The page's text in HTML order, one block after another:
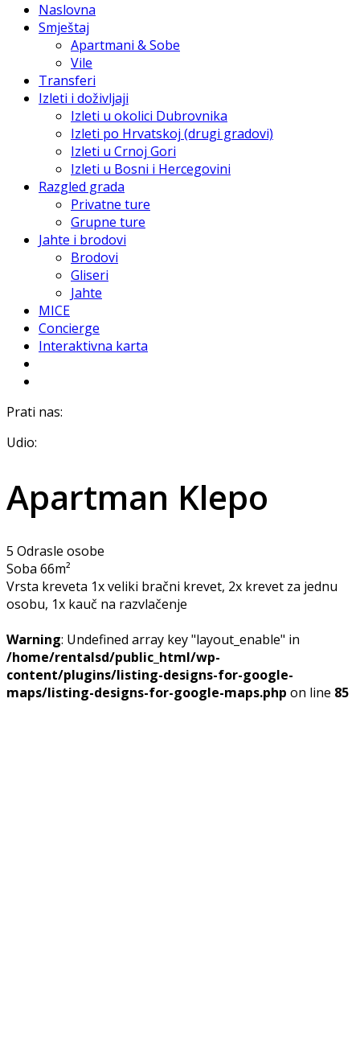
Naslovna
Smještaj
Apartmani & Sobe
Vile
Transferi
Izleti i doživljaji
Izleti u okolici Dubrovnika
Izleti po Hrvatskoj (drugi gradovi)
Izleti u Crnoj Gori
Izleti u Bosni i Hercegovini
Razgled grada
Privatne ture
Grupne ture
Jahte i brodovi
Brodovi
Gliseri
Jahte
MICE
Concierge
Interaktivna karta
Prati nas:
Udio:
Apartman Klepo
5 Odrasle osobe
Soba 66m²
Vrsta kreveta 1x veliki bračni krevet, 2x krevet za jednu
osobu, 1x kauč na razvlačenje
Warning: Undefined array key "layout_enable" in
/home/rentalsd/public_html/wp-
content/plugins/listing-designs-for-google-
maps/listing-designs-for-google-maps.php on line 85